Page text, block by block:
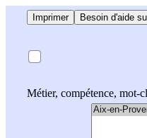
Imprimer Besoin d'aide
Métier, compétence, mot-